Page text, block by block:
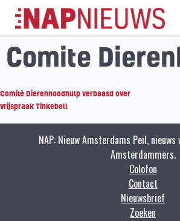
Skip
naar
inhoud
Comite
Comité Dierennoodhulp verbaasd over
vrijspraak Tinkebell
NAP: Nieuw Amsterdams Peil,
Amsterdammers.
Colofon
Contact
Nieuwsbrief
Zoeken